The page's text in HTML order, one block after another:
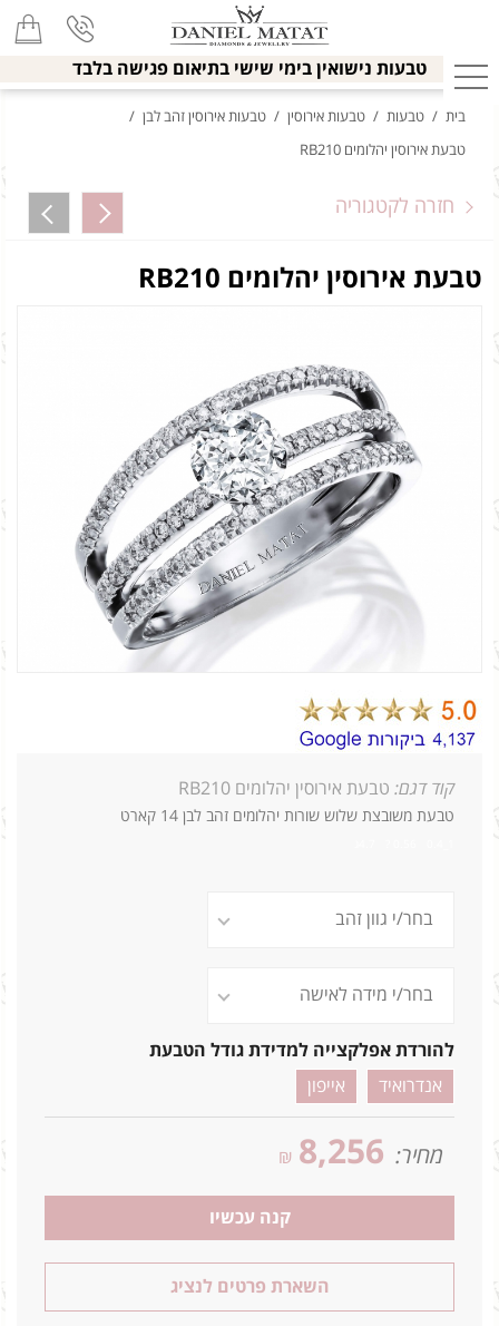
טבעות נישואין בימי שישי בתיאום פגישה בלבד
בית / טבעות / טבעות אירוסין / טבעות אירוסין זהב לבן /
טבעת אירוסין יהלומים RB210
חזרה לקטגוריה
טבעת אירוסין יהלומים RB210
קוד דגם: טבעת אירוסין יהלומים RB210
טבעת משובצת שלוש שורות יהלומים זהב לבן 14 קארט
להורדת אפלקצייה למדידת גודל הטבעת
אנדרואיד
אייפון
מחיר: 8,256
₪
קנה עכשיו
השארת פרטים לנציג